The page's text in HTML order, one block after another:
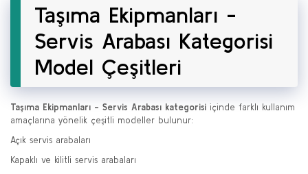
Taşıma Ekipmanları -
Servis Arabası Kategorisi
Model Çeşitleri
Taşıma Ekipmanları - Servis Arabası kategorisi içinde farklı kullanım
amaçlarına yönelik çeşitli modeller bulunur:
Açık servis arabaları
Kapaklı ve kilitli servis arabaları